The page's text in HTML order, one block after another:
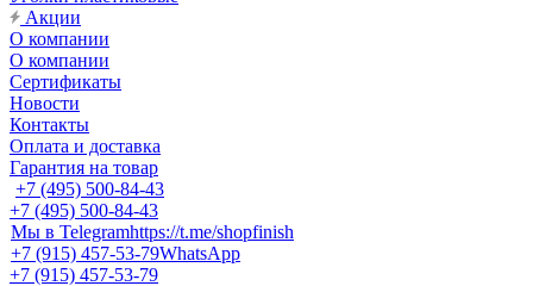
Акции
О компании
О компании
Сертификаты
Новости
Контакты
Оплата и доставка
Гарантия на товар
+7 (495) 500-84-43
+7 (495) 500-84-43
Мы в Telegramhttps://t.me/shopfinish
+7 (915) 457-53-79WhatsApp
+7 (915) 457-53-79